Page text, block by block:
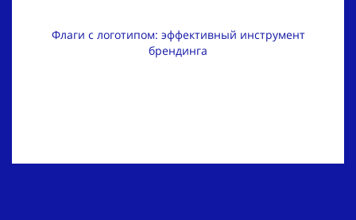
Флаги с логотипом: эффективный инструмент
брендинга